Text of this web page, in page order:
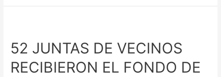
52 JUNTAS DE VECINOS
RECIBIERON EL FONDO DE